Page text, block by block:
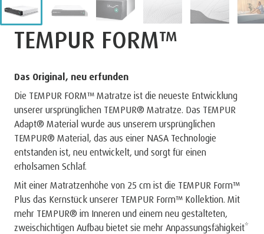
TEMPUR FORM™
Das Original, neu erfunden
Die TEMPUR FORM™ Matratze ist die neueste Entwicklung
unserer ursprünglichen TEMPUR® Matratze. Das TEMPUR
Adapt® Material wurde aus unserem ursprünglichen
TEMPUR® Material, das aus einer NASA Technologie
entstanden ist, neu entwickelt, und sorgt für einen
erholsamen Schlaf.
Mit einer Matratzenhöhe von 25 cm ist die TEMPUR Form™
Plus das Kernstück unserer TEMPUR Form™ Kollektion. Mit
mehr TEMPUR® im Inneren und einem neu gestalteten,
zweischichtigen Aufbau bietet sie mehr Anpassungsfähigkeit*